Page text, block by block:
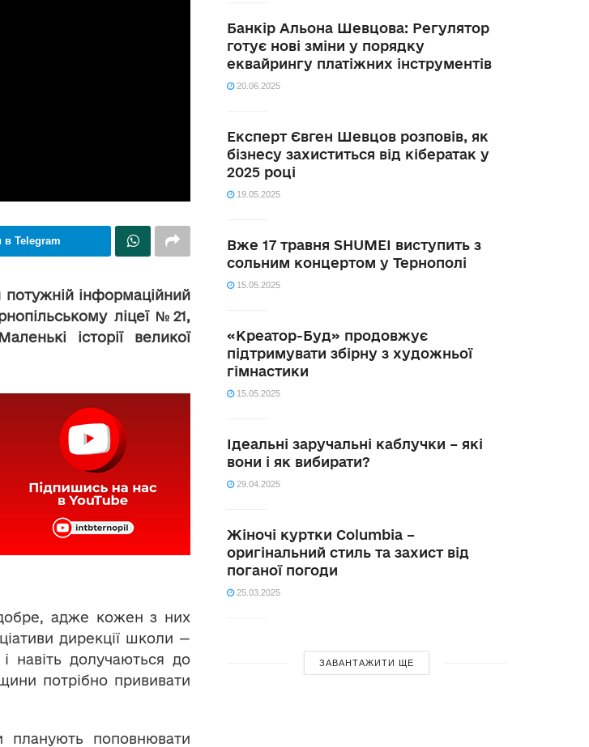
Telegram
інформаційний
ліцеї №21,
історії великої
адже кожен з них
дирекції школи —
навіть долучаються до
потрібно прививати
планують поповнювати
Банкір Альона Шевцова: Регулятор
готує нові зміни у порядку
еквайрингу платіжних інструментів
20.06.2025
Експерт Євген Шевцов розповів, як
бізнесу захиститься від кібератак у
2025 році
19.05.2025
Вже 17 травня SHUMEI виступить з
сольним концертом у Тернополі
15.05.2025
«Креатор-Буд» продовжує
підтримувати збірну з художньої
гімнастики
15.05.2025
Ідеальні заручальні каблучки – які
вони і як вибирати?
29.04.2025
Жіночі куртки Columbia –
оригінальний стиль та захист від
поганої погоди
25.03.2025
ЗАВАНТАЖИТИ ЩЕ